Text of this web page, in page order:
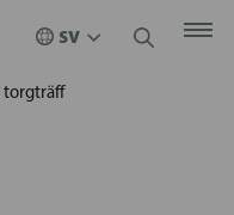
torgträff